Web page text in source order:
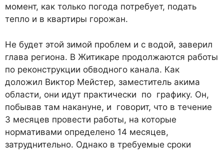
момент, как только погода потребует, подать
тепло и в квартиры горожан.
Не будет этой зимой проблем и с водой, заверил
глава региона. В Житикаре продолжаются работы
по реконструкции обводного канала. Как
доложил Виктор Мейстер, заместитель акима
области, они идут практически по графику. Он,
побывав там накануне, и говорит, что в течение
3 месяцев провести работы, на которые
нормативами определено 14 месяцев,
затруднительно. Однако в требуемые сроки